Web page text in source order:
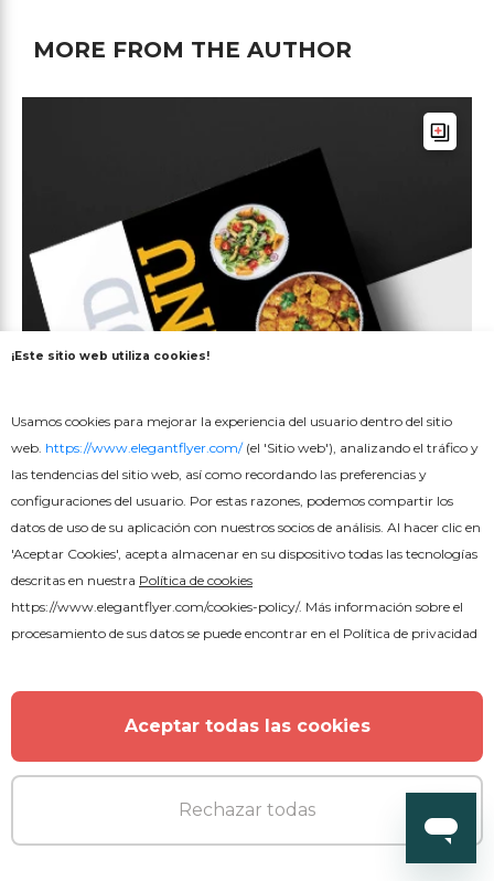
MORE FROM THE AUTHOR
Menú de restaurante elegante -
Folleto de dos pliegues
¡Este sitio web utiliza cookies!
Usamos cookies para mejorar la experiencia del usuario dentro del sitio
web. https://www.elegantflyer.com/(el 'Sitio web'), analizando el tráfico y
las tendencias del sitio web, así como recordando las preferencias y
configuraciones del usuario. Por estas razones, podemos compartir los
datos de uso de su aplicación con nuestros socios de análisis. Al hacer clic en
'Aceptar Cookies', acepta almacenar en su dispositivo todas las tecnologías
descritas en nuestra Política de cookies
https://www.elegantflyer.com/cookies-policy/. Más información sobre el
procesamiento de sus datos se puede encontrar en el Política de privacidad
Aceptar todas las cookies
Rechazar todas